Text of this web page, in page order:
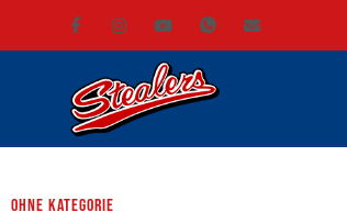
ohne Kategorie